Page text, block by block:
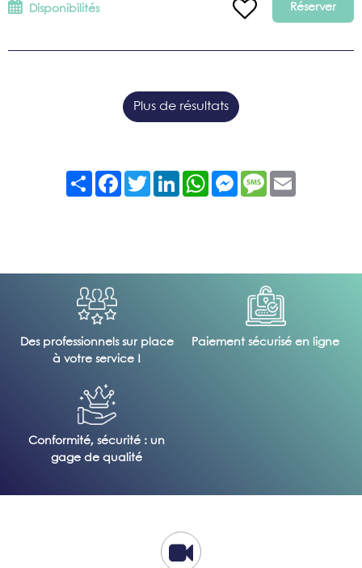
Disponibilités Réserver
Plus de résultats
Partager FacebookTwitter LinkedIn WhatsAppMessengerMessage
Des professionnels sur place
à votre service !
Paiement sécurisé en ligne
Conformité, sécurité : un
gage de qualité